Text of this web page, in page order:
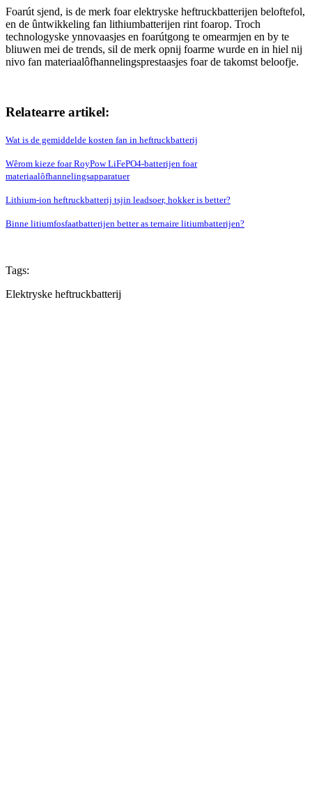
Foarút sjend, is de merk foar elektryske heftruckbatterijen beloftefol,
en de ûntwikkeling fan lithiumbatterijen rint foarop. Troch
technologyske ynnovaasjes en foarútgong te omearmjen en by te
bliuwen mei de trends, sil de merk opnij foarme wurde en in hiel nij
nivo fan materiaalôfhannelingsprestaasjes foar de takomst beloofje.
Relatearre artikel:
Wat is de gemiddelde kosten fan in heftruckbatterij
Wêrom kieze foar RoyPow LiFePO4-batterijen foar
materiaalôfhannelingsapparatuer
Lithium-ion heftruckbatterij tsjin leadsoer, hokker is better?
Binne litiumfosfaatbatterijen better as ternaire litiumbatterijen?
Tags:
Elektryske heftruckbatterij